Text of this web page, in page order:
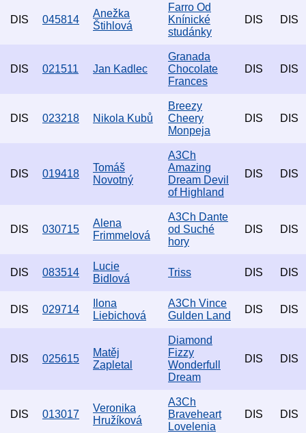
DIS 045814
Anežka
Štihlová
Farro Od
Knínické
studánky
DIS DIS
DIS 021511 Jan Kadlec
Granada
Chocolate
Frances
DIS DIS
DIS 023218 Nikola Kubů
Breezy
Cheery
Monpeja
DIS DIS
DIS 019418
Tomáš
Novotný
A3Ch
Amazing
Dream Devil
of Highland
DIS DIS
DIS 030715
Alena
Frimmelová
A3Ch Dante
od Suché
hory
DIS DIS
DIS 083514
Lucie
Bidlová
Triss DIS DIS
DIS 029714
Ilona
Liebichová
A3Ch Vince
Gulden Land
DIS DIS
DIS 025615
Matěj
Zapletal
Diamond
Fizzy
Wonderfull
Dream
DIS DIS
DIS 013017
Veronika
Hružíková
A3Ch
Braveheart
Lovelenia
DIS DIS